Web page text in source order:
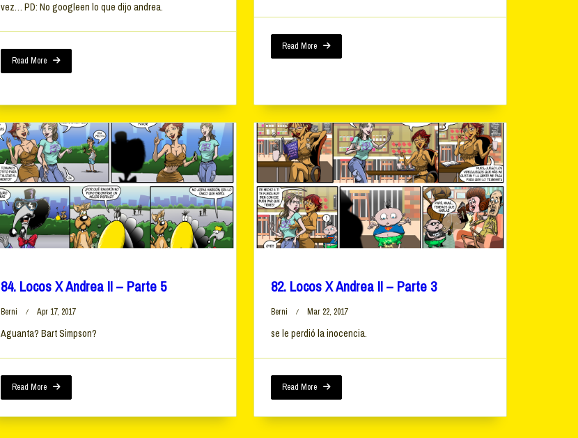
vez… PD: No googleen lo que dijo andrea.
Read More
Read More
84. Locos X Andrea II – Parte 5
Berni Apr 17, 2017
Aguanta? Bart Simpson?
Read More
82. Locos X Andrea II – Parte 3
Berni Mar 22, 2017
se le perdió la inocencia.
Read More